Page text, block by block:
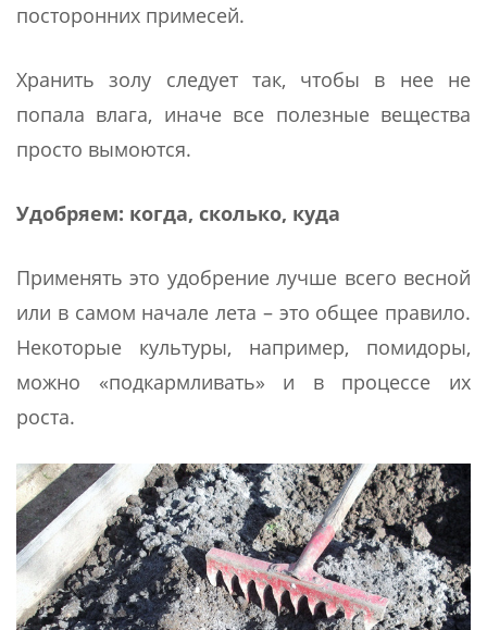
посторонних примесей.
Хранить золу следует так, чтобы в нее не
попала влага, иначе все полезные вещества
просто вымоются.
Удобряем: когда, сколько, куда
Применять это удобрение лучше всего весной
или в самом начале лета – это общее правило.
Некоторые культуры, например, помидоры,
можно «подкармливать» и в процессе их
роста.